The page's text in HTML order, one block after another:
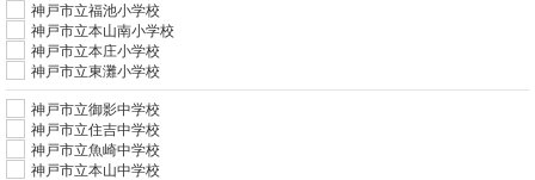
神戸市立福池小学校
神戸市立本山南小学校
神戸市立本庄小学校
神戸市立東灘小学校
神戸市立御影中学校
神戸市立住吉中学校
神戸市立魚崎中学校
神戸市立本山中学校